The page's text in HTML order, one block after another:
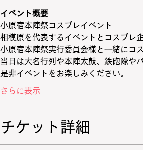
イベント概要
小原宿本陣祭コスプレイベント
相模原を代表するイベントとコスプレ企
小原宿本陣祭実行委員会様と一緒にコ
当日は大名行列や本陣太鼓、鉄砲隊や
是非イベントをお楽しみください。
さらに表示
チケット詳細